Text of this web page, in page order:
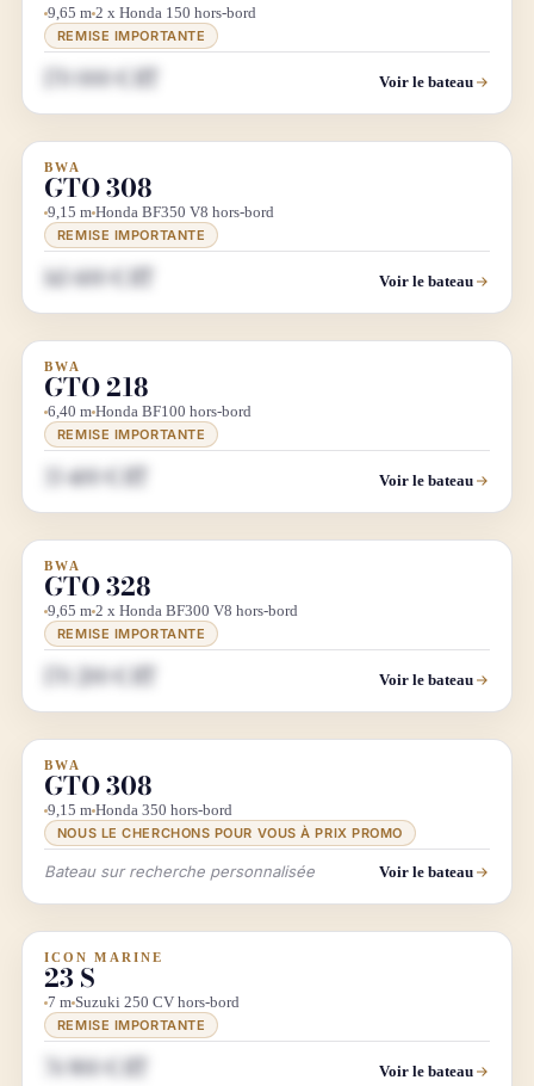
9,65 m 2 x Honda 150 hors-bord
REMISE IMPORTANTE
170 000 € HT Voir le bateau
DÉMO SALON
BWA
GTO 308
9,15 m Honda BF350 V8 hors-bord
REMISE IMPORTANTE
143 600 € HT Voir le bateau
DÉMO SALON
BWA
GTO 218
6,40 m Honda BF100 hors-bord
REMISE IMPORTANTE
33 400 € HT Voir le bateau
DÉMO SALON
BWA
GTO 328
9,65 m 2 x Honda BF300 V8 hors-bord
REMISE IMPORTANTE
170 200 € HT Voir le bateau
INFO & RECHERCHE
BWA
GTO 308
9,15 m Honda 350 hors-bord
NOUS LE CHERCHONS POUR VOUS À PRIX PROMO
Bateau sur recherche personnalisée Voir le bateau
DIRECT CHANTIER
ICON MARINE
23 S
7 m Suzuki 250 CV hors-bord
REMISE IMPORTANTE
76 900 € HT Voir le bateau